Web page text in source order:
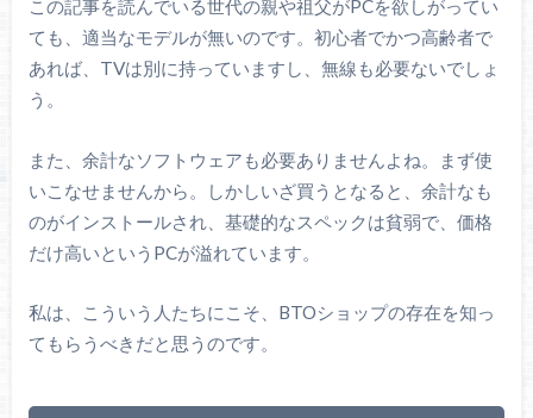
この記事を読んでいる世代の親や祖父がPCを欲しがってい
ても、適当なモデルが無いのです。初心者でかつ高齢者で
あれば、TVは別に持っていますし、無線も必要ないでしょ
う。
また、余計なソフトウェアも必要ありませんよね。まず使
いこなせませんから。しかしいざ買うとなると、余計なも
のがインストールされ、基礎的なスペックは貧弱で、価格
だけ高いというPCが溢れています。
私は、こういう人たちにこそ、BTOショップの存在を知っ
てもらうべきだと思うのです。